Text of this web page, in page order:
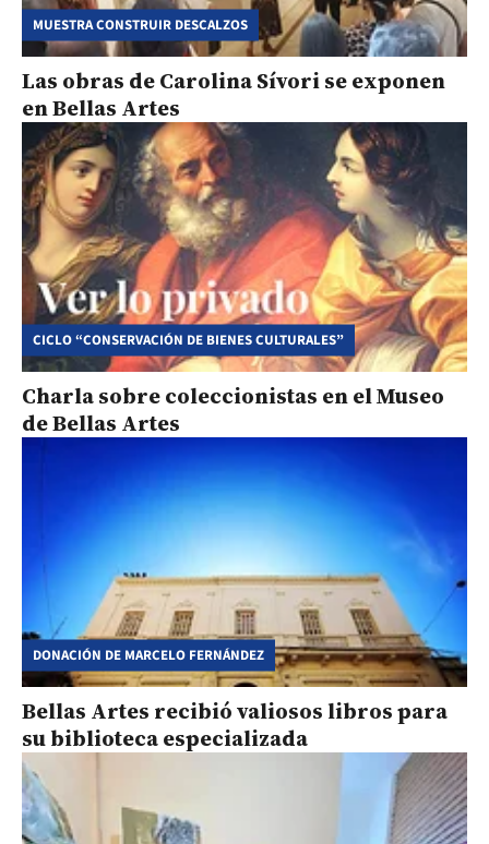
MUESTRA CONSTRUIR DESCALZOS
Las obras de Carolina Sívori se exponen
en Bellas Artes
CICLO “CONSERVACIÓN DE BIENES CULTURALES”
Charla sobre coleccionistas en el Museo
de Bellas Artes
DONACIÓN DE MARCELO FERNÁNDEZ
Bellas Artes recibió valiosos libros para
su biblioteca especializada